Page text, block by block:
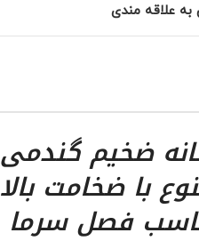
به علاقه مندی
ضخیم گندمی
با ضخامت بالا
فصل سرما